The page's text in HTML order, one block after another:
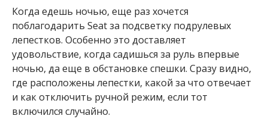
Когда едешь ночью, еще раз хочется
поблагодарить Seat за подсветку подрулевых
лепестков. Особенно это доставляет
удовольствие, когда садишься за руль впервые
ночью, да еще в обстановке спешки. Сразу видно,
где расположены лепестки, какой за что отвечает
и как отключить ручной режим, если тот
включился случайно.